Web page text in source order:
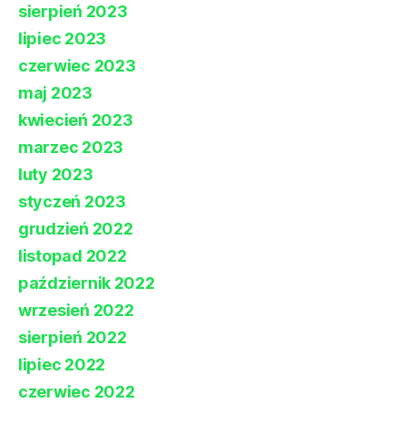
sierpień 2023
lipiec 2023
czerwiec 2023
maj 2023
kwiecień 2023
marzec 2023
luty 2023
styczeń 2023
grudzień 2022
listopad 2022
październik 2022
wrzesień 2022
sierpień 2022
lipiec 2022
czerwiec 2022